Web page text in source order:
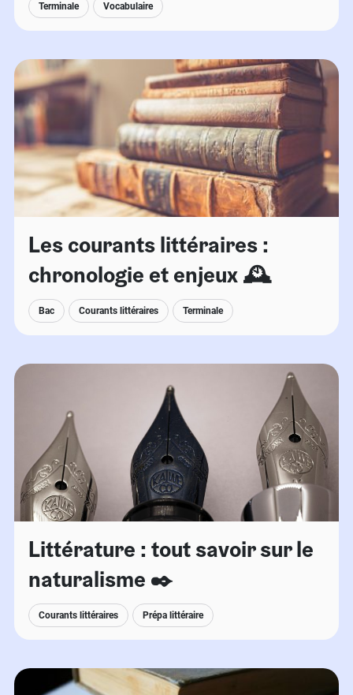
Terminale Vocabulaire
Les courants littéraires :
chronologie et enjeux 🕰
Bac Courants littéraires Terminale
Littérature : tout savoir sur le
naturalisme ✒️
Courants littéraires Prépa littéraire